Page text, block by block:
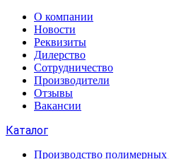
О компании
Новости
Реквизиты
Дилерство
Сотрудничество
Производители
Отзывы
Вакансии
Каталог
Производство полимерных